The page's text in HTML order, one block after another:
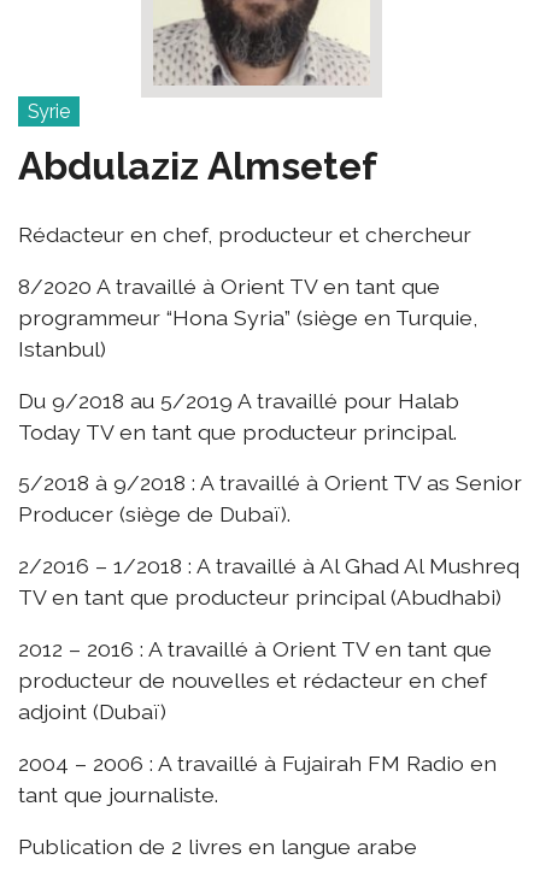
Syrie
Abdulaziz Almsetef
Rédacteur en chef, producteur et chercheur
8/2020 A travaillé à Orient TV en tant que
programmeur “Hona Syria” (siège en Turquie,
Istanbul)
Du 9/2018 au 5/2019 A travaillé pour Halab
Today TV en tant que producteur principal.
5/2018 à 9/2018 : A travaillé à Orient TV as Senior
Producer (siège de Dubaï).
2/2016 – 1/2018 : A travaillé à Al Ghad Al Mushreq
TV en tant que producteur principal (Abudhabi)
2012 – 2016 : A travaillé à Orient TV en tant que
producteur de nouvelles et rédacteur en chef
adjoint (Dubaï)
2004 – 2006 : A travaillé à Fujairah FM Radio en
tant que journaliste.
Publication de 2 livres en langue arabe